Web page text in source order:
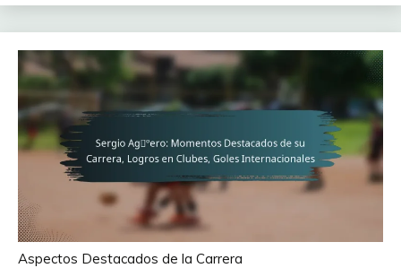
Aspectos Destacados de la Carrera